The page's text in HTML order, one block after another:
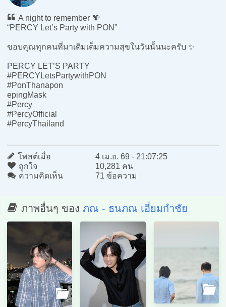
A night to remember 🩵
“PERCY Let’s Party with PON”
ขอบคุณทุกคนที่มาเติมเต็มความสุขในวันนั้นนะครับ ✨
PERCY LET’S PARTY
#PERCYLetsPartywithPON
#PonThanapon
epingMask
#Percy
#PercyOfficial
#PercyThailand
โพสต์เมื่อ
4 เม.ย. 69 - 21:07:25
ถูกใจ
10,281 คน
ความคิดเห็น
71 ข้อความ
ภาพอื่นๆ ของ ภณ - ธนภณ เอี่ยมกำชัย